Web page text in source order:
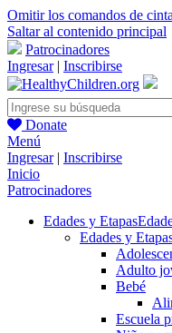
Omitir los comandos de cinta
Saltar al contenido principal
Patrocinadores
Ingresar| Inscribirse
Donate
Menú
Ingresar| Inscribirse
Inicio
Patrocinadores
Edades y Etapas
Edades y
Adulto
Bebé
Escuela